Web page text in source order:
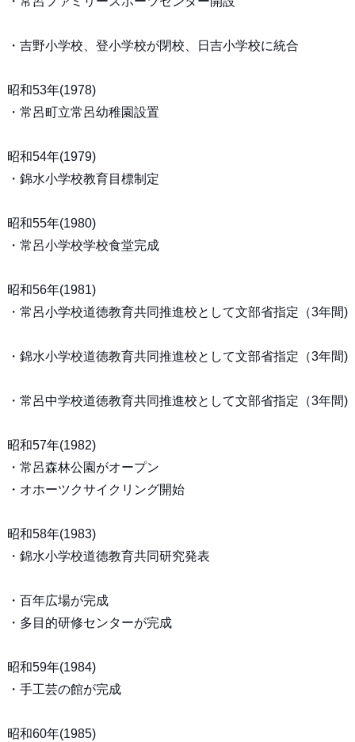
・吉野小学校、登小学校が閉校、日吉小学校に統合
昭和53年(1978)
・常呂町立常呂幼稚園設置
昭和54年(1979)
・錦水小学校教育目標制定
昭和55年(1980)
・常呂小学校学校食堂完成
昭和56年(1981)
・常呂小学校道徳教育共同推進校として文部省指定（3年間)
・錦水小学校道徳教育共同推進校として文部省指定（3年間)
・常呂中学校道徳教育共同推進校として文部省指定（3年間)
昭和57年(1982)
・常呂森林公園がオープン
・オホーツクサイクリング開始
昭和58年(1983)
・錦水小学校道徳教育共同研究発表
・百年広場が完成
・多目的研修センターが完成
昭和59年(1984)
・手工芸の館が完成
昭和60年(1985)